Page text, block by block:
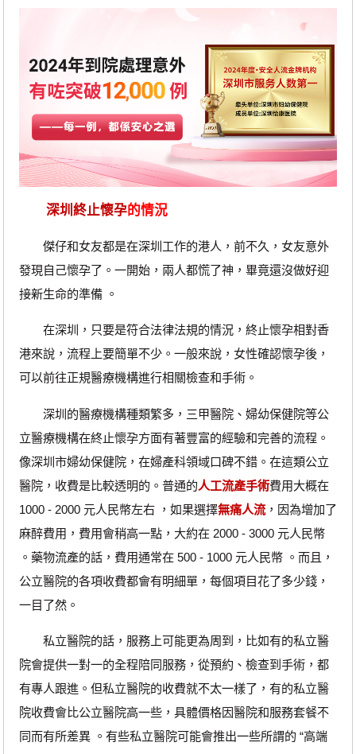
深圳終止懷孕的情況
傑仔和女友都是在深圳工作的港人，前不久，女友意外
發現自己懷孕了。一開始，兩人都慌了神，畢竟還沒做好迎
接新生命的準備 。
在深圳，只要是符合法律法規的情況，終止懷孕相對香
港來說，流程上要簡單不少。一般來說，女性確認懷孕後，
可以前往正規醫療機構進行相關檢查和手術。
深圳的醫療機構種類繁多，三甲醫院、婦幼保健院等公
立醫療機構在終止懷孕方面有著豐富的經驗和完善的流程。
像深圳市婦幼保健院，在婦產科領域口碑不錯。在這類公立
醫院，收費是比較透明的。普通的人工流產手術費用大概在
1000 - 2000 元人民幣左右 ，如果選擇無痛人流，因為增加了
麻醉費用，費用會稍高一點，大約在 2000 - 3000 元人民幣
。藥物流產的話，費用通常在 500 - 1000 元人民幣 。而且，
公立醫院的各項收費都會有明細單，每個項目花了多少錢，
一目了然。
私立醫院的話，服務上可能更為周到，比如有的私立醫
院會提供一對一的全程陪同服務，從預約、檢查到手術，都
有專人跟進。但私立醫院的收費就不太一樣了，有的私立醫
院收費會比公立醫院高一些，具體價格因醫院和服務套餐不
同而有所差異 。有些私立醫院可能會推出一些所謂的 “高端